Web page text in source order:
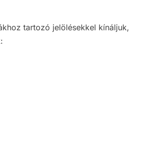
tartozó jelölésekkel kínáljuk,